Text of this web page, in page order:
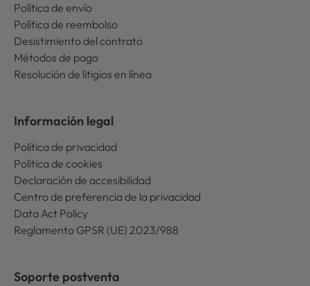
Política de envío
Política de reembolso
Desistimiento del contrato
Métodos de pago
Resolución de litigios en línea
Información legal
Política de privacidad
Política de cookies
Declaración de accesibilidad
Centro de preferencia de la privacidad
Data Act Policy
Reglamento GPSR (UE) 2023/988
Soporte postventa